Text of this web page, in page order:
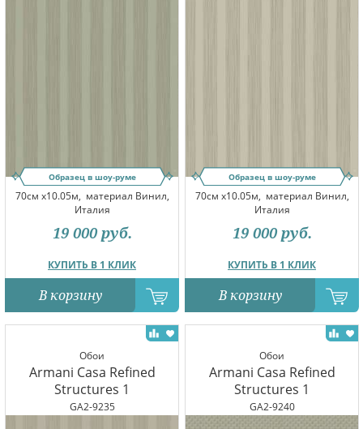
Образец в шоу-руме
70см x10.05м, материал Винил,
Италия
КУПИТЬ В 1 КЛИК
19 000 руб.
В корзину
Образец в шоу-руме
70см x10.05м, материал Винил,
Италия
КУПИТЬ В 1 КЛИК
19 000 руб.
В корзину
Обои
Armani Casa Refined
Structures 1
GA2-9235
Обои
Armani Casa Refined
Structures 1
GA2-9240